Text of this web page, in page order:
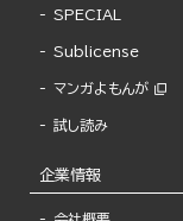
SPECIAL
Sublicense
マンガよもんが
試し読み
企業情報